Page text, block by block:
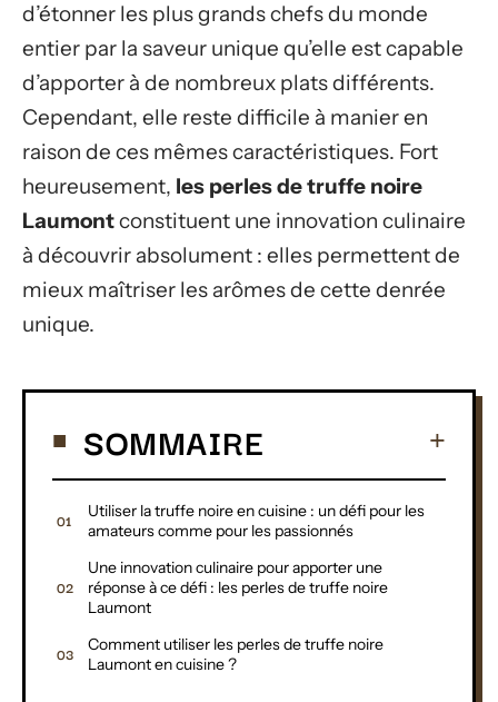
d’étonner les plus grands chefs du monde
entier par la saveur unique qu’elle est capable
d’apporter à de nombreux plats différents.
Cependant, elle reste difficile à manier en
raison de ces mêmes caractéristiques. Fort
heureusement, les perles de truffe noire
Laumontconstituent une innovation culinaire
à découvrir absolument : elles permettent de
mieux maîtriser les arômes de cette denrée
unique.
SOMMAIRE
Utiliser la truffe noire en cuisine : un défi pour les
amateurs comme pour les passionnés
Une innovation culinaire pour apporter une
réponse à ce défi : les perles de truffe noire
Laumont
Comment utiliser les perles de truffe noire
Laumont en cuisine ?